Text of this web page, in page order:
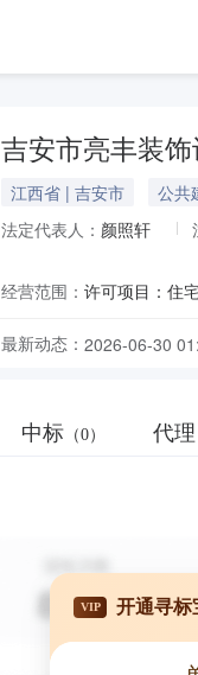
吉安市亮丰装
江西省 | 吉安市 公共
法定代表人： 颜照轩
经营范围：
最新动态： 2026-06-30
中标 （0） 代理
VIP 开通寻标